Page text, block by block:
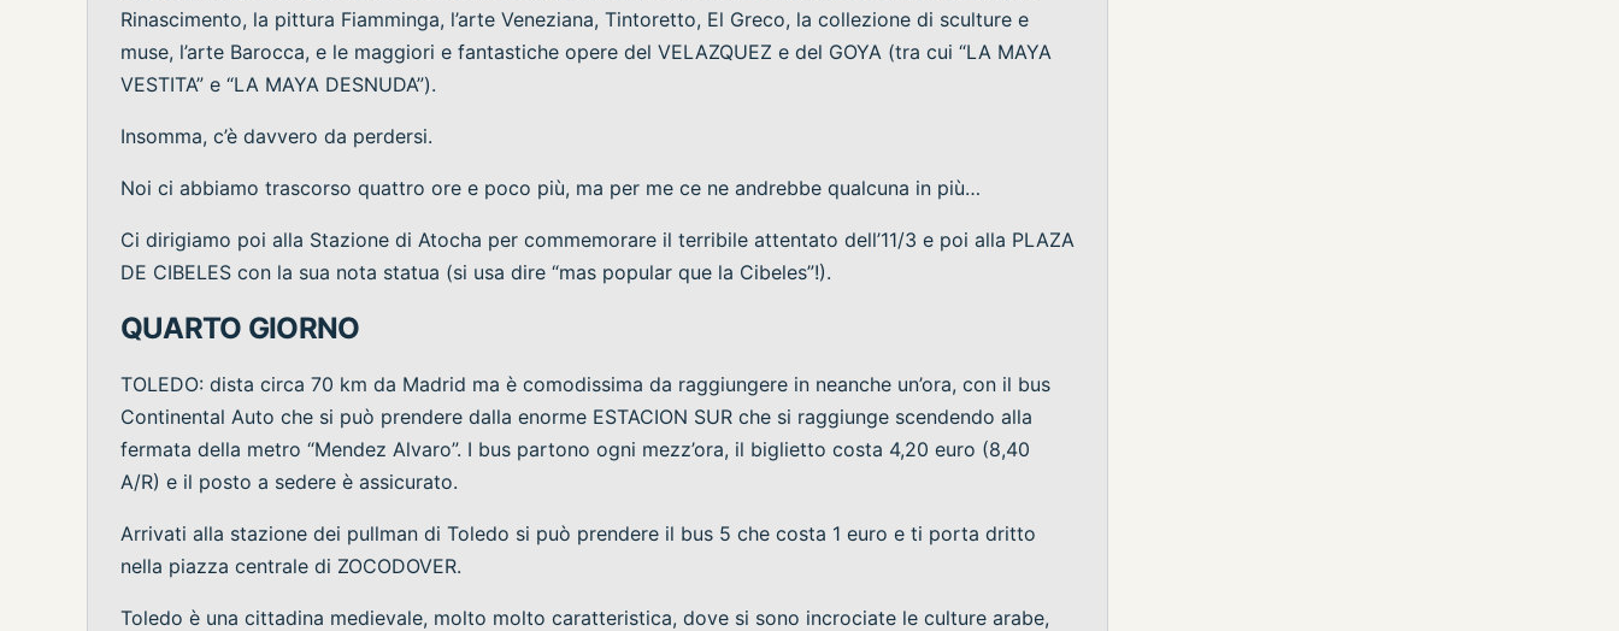
Rinascimento, la pittura Fiamminga, l’arte Veneziana, Tintoretto, El Greco, la collezione di sculture e
muse, l’arte Barocca, e le maggiori e fantastiche opere del VELAZQUEZ e del GOYA (tra cui “LA MAYA
VESTITA” e “LA MAYA DESNUDA”).
Insomma, c’è davvero da perdersi.
Noi ci abbiamo trascorso quattro ore e poco più, ma per me ce ne andrebbe qualcuna in più…
Ci dirigiamo poi alla Stazione di Atocha per commemorare il terribile attentato dell’11/3 e poi alla PLAZA
DE CIBELES con la sua nota statua (si usa dire “mas popular que la Cibeles”!).
QUARTO GIORNO
TOLEDO: dista circa 70 km da Madrid ma è comodissima da raggiungere in neanche un’ora, con il bus
Continental Auto che si può prendere dalla enorme ESTACION SUR che si raggiunge scendendo alla
fermata della metro “Mendez Alvaro”. I bus partono ogni mezz’ora, il biglietto costa 4,20 euro (8,40
A/R) e il posto a sedere è assicurato.
Arrivati alla stazione dei pullman di Toledo si può prendere il bus 5 che costa 1 euro e ti porta dritto
nella piazza centrale di ZOCODOVER.
Toledo è una cittadina medievale, molto molto caratteristica, dove si sono incrociate le culture arabe,